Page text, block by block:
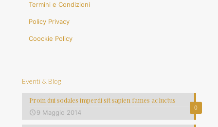
Termini e Condizioni
Policy Privacy
Coockie Policy
Eventi & Blog
0
Proin dui sodales imperdi sit sapien fames ac luctus
9 Maggio 2014